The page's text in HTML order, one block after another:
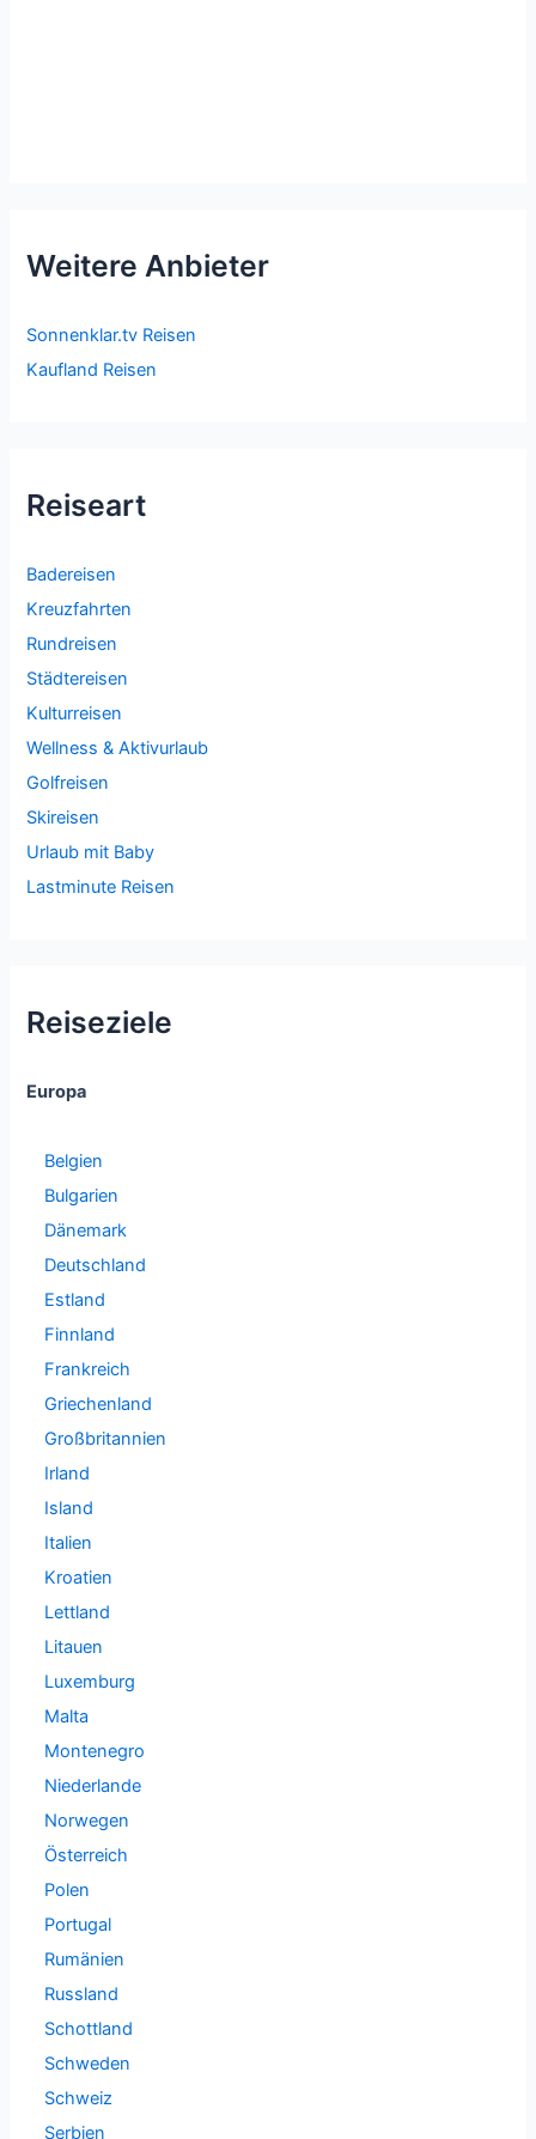
Weitere Anbieter
Sonnenklar.tv Reisen
Kaufland Reisen
Reiseart
Badereisen
Kreuzfahrten
Rundreisen
Städtereisen
Kulturreisen
Wellness & Aktivurlaub
Golfreisen
Skireisen
Urlaub mit Baby
Lastminute Reisen
Reiseziele
Europa
Belgien
Bulgarien
Dänemark
Deutschland
Estland
Finnland
Frankreich
Griechenland
Großbritannien
Irland
Island
Italien
Kroatien
Lettland
Litauen
Luxemburg
Malta
Montenegro
Niederlande
Norwegen
Österreich
Polen
Portugal
Rumänien
Russland
Schottland
Schweden
Schweiz
Serbien